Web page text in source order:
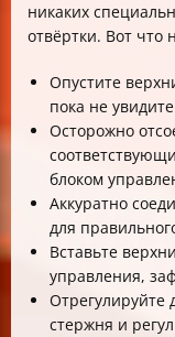
никаких
отвёртки. Вот что
Опустите
пока не
Осторожно
блоком
Аккуратно
для
Вставьте
управления,
стержня и